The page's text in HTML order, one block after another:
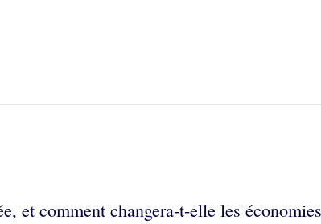
et comment changera-t-elle les